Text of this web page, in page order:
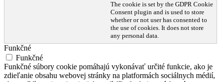
The cookie is set by the GDPR Cookie
Consent plugin and is used to store
whether or not user has consented to
the use of cookies. It does not store
any personal data.
Funkčné
Funkčné
Funkčné súbory cookie pomáhajú vykonávať určité funkcie, ako je
zdieľanie obsahu webovej stránky na platformách sociálnych médií,